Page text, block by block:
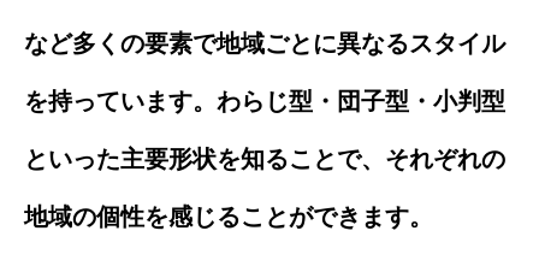
など多くの要素で地域ごとに異なるスタイル
を持っています。わらじ型・団子型・小判型
といった主要形状を知ることで、それぞれの
地域の個性を感じることができます。